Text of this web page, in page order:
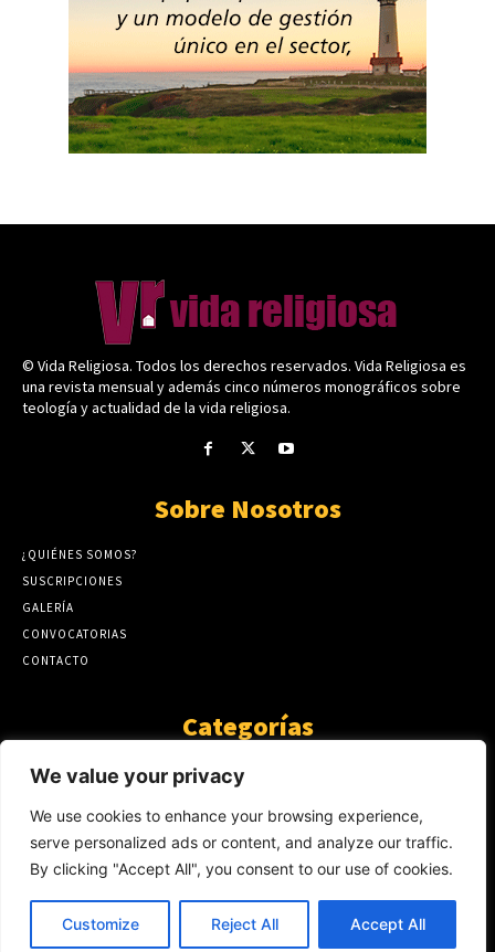
We value your privacy
We use cookies to enhance your browsing experience,
serve personalized ads or content, and analyze our traffic.
By clicking "Accept All", you consent to our use of cookies.
Customize Reject All Accept All
© Vida Religiosa. Todos los derechos reservados. Vida Religiosa es
una revista mensual y además cinco números monográficos sobre
teología y actualidad de la vida religiosa.
Sobre Nosotros
¿QUIÉNES SOMOS?
SUSCRIPCIONES
GALERÍA
CONVOCATORIAS
CONTACTO
Categorías
ARTÍCULOS
GUANTE DE SEDA
AL CALOR DE LA PALABRA
Y YO QUE SÉ
423
NOTICIAS
234
SIN CATEGORÍA
174